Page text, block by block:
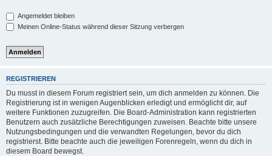
Angemeldet bleiben
Meinen Online-Status während dieser Sitzung verbergen
REGISTRIEREN
Du musst in diesem Forum registriert sein, um dich anmelden zu können. Die
Registrierung ist in wenigen Augenblicken erledigt und ermöglicht dir, auf
weitere Funktionen zuzugreifen. Die Board-Administration kann registrierten
Benutzern auch zusätzliche Berechtigungen zuweisen. Beachte bitte unsere
Nutzungsbedingungen und die verwandten Regelungen, bevor du dich
registrierst. Bitte beachte auch die jeweiligen Forenregeln, wenn du dich in
diesem Board bewegst.